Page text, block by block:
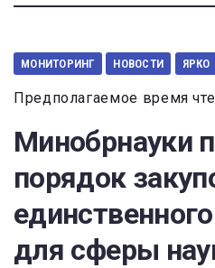
МОНИТОРИНГ НОВОСТИ ЯРКО
Предполагаемое время
Минобрнауки
порядок
для сферы